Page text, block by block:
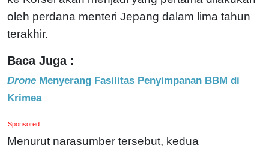
oleh perdana menteri Jepang dalam lima tahun
terakhir.
Baca Juga :
Drone Menyerang Fasilitas Penyimpanan BBM di
Krimea
Sponsored
Menurut narasumber tersebut, kedua